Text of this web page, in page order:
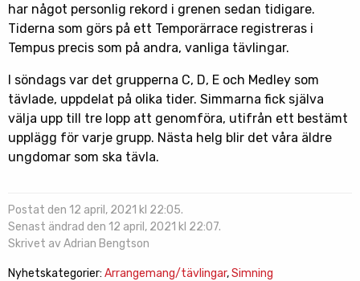
har något personlig rekord i grenen sedan tidigare.
Tiderna som görs på ett Temporärrace registreras i
Tempus precis som på andra, vanliga tävlingar.
I söndags var det grupperna C, D, E och Medley som
tävlade, uppdelat på olika tider. Simmarna fick själva
välja upp till tre lopp att genomföra, utifrån ett bestämt
upplägg för varje grupp. Nästa helg blir det våra äldre
ungdomar som ska tävla.
Postat den 12 april, 2021 kl 22:05.
Senast ändrad den 12 april, 2021 kl 22:07.
Skrivet av Adrian Bengtson
Nyhetskategorier: Arrangemang/tävlingar,Simning